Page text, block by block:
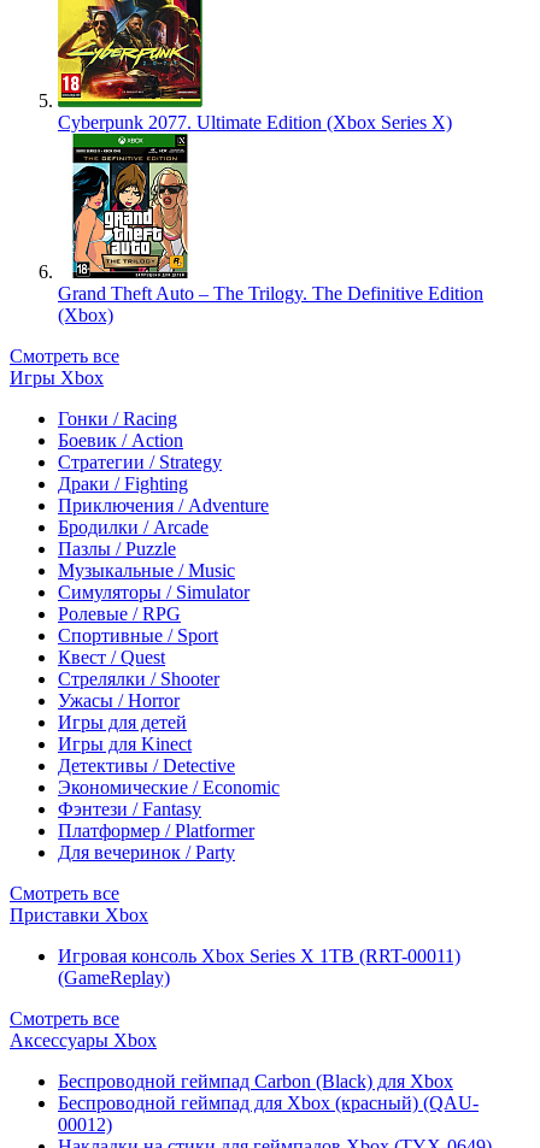
Cyberpunk 2077. Ultimate Edition (Xbox Series X)
Grand Theft Auto – The Trilogy. The Definitive Edition
(Xbox)
Смотреть все
Игры Xbox
Гонки / Racing
Боевик / Action
Стратегии / Strategy
Драки / Fighting
Приключения / Adventure
Бродилки / Arcade
Пазлы / Puzzle
Музыкальные / Music
Симуляторы / Simulator
Ролевые / RPG
Спортивные / Sport
Квест / Quest
Стрелялки / Shooter
Ужасы / Horror
Игры для детей
Игры для Kinect
Детективы / Detective
Экономические / Economic
Фэнтези / Fantasy
Платформер / Platformer
Для вечеринок / Party
Смотреть все
Приставки Xbox
Игровая консоль Xbox Series X 1TB (RRT-00011)
(GameReplay)
Смотреть все
Аксессуары Xbox
Беспроводной геймпад Carbon (Black) для Xbox
Беспроводной геймпад для Xbox (красный) (QAU-
00012)